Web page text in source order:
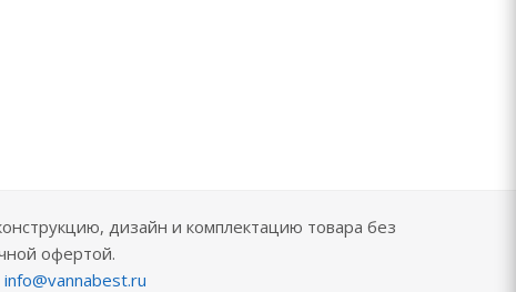
дизайн и комплектацию товара без
офертой.
info@vannabest.ru